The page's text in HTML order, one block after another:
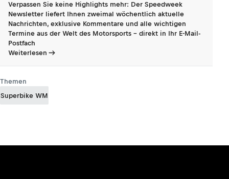
Verpassen Sie keine Highlights mehr: Der Speedweek
Newsletter liefert Ihnen zweimal wöchentlich aktuelle
Nachrichten, exklusive Kommentare und alle wichtigen
Termine aus der Welt des Motorsports - direkt in Ihr E-Mail-
Postfach
Weiterlesen
Themen
Superbike WM